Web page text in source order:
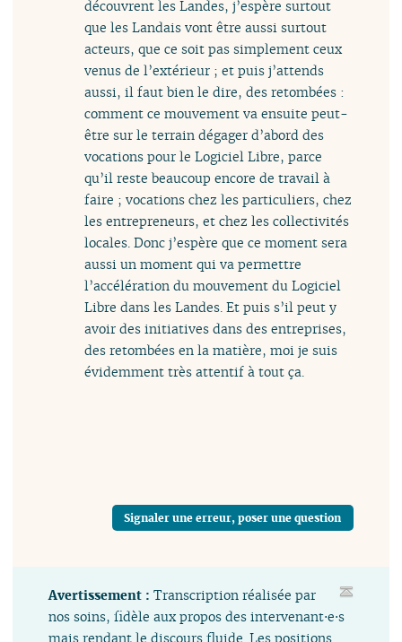
découvrent les Landes, j’espère surtout
que les Landais vont être aussi surtout
acteurs, que ce soit pas simplement ceux
venus de l’extérieur ; et puis j’attends
aussi, il faut bien le dire, des retombées :
comment ce mouvement va ensuite peut-
être sur le terrain dégager d’abord des
vocations pour le Logiciel Libre, parce
qu’il reste beaucoup encore de travail à
faire ; vocations chez les particuliers, chez
les entrepreneurs, et chez les collectivités
locales. Donc j’espère que ce moment sera
aussi un moment qui va permettre
l’accélération du mouvement du Logiciel
Libre dans les Landes. Et puis s’il peut y
avoir des initiatives dans des entreprises,
des retombées en la matière, moi je suis
évidemment très attentif à tout ça.
Signaler une erreur, poser une question
Avertissement :Transcription réalisée par
nos soins, fidèle aux propos des intervenant⋅e⋅s
mais rendant le discours fluide. Les positions